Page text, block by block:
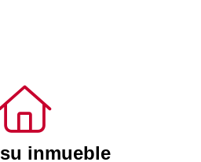
inmueble